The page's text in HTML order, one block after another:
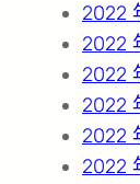
2022
2022
2022
2022
2022
2022